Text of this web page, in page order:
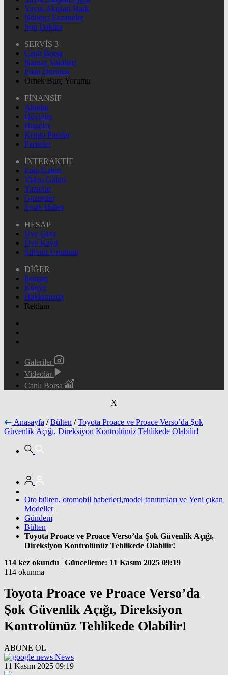
Yayın Akışları Dark
Nöbetçi Eczaneler
Son Dakika
SERVİS 3
Canlı Borsa
Namaz Vakitleri
Puan Durumu
Örnek Burç Yorumu
FİNANSİF
Altınlar
Dövizler
Hisseler
Kripto Paralar
Pariteler
İNTERAKTİF
Foto Galeri
Video Galeri
Yazarlar
Gazeteler
Sıcak Haber
HESAP
Üye Giriş
Üye Kayıt
Şifremi Unuttum
DİĞER
İletişim
Künye
Hakkımızda
Reklam
Galeriler
Videolar
Canlı Borsa
X
Anasayfa / Bülten / Toyota Proace ve Proace Verso’da Şok
Güvenlik Açığı, Direksiyon Kontrolünüz Tehlikede Olabilir!
Oto bülten, otomobil haberleri,model tanıtımları ve Yeni çıkan
Modeller
Gündem
Bülten
Toyota Proace ve Proace Verso’da Şok Güvenlik Açığı,
Direksiyon Kontrolünüz Tehlikede Olabilir!
114 kez okundu | Güncelleme: 11 Kasım 2025 09:19
114 okunma
Toyota Proace ve Proace Verso’da
Şok Güvenlik Açığı, Direksiyon
Kontrolünüz Tehlikede Olabilir!
ABONE OL
News
11 Kasım 2025 09:19